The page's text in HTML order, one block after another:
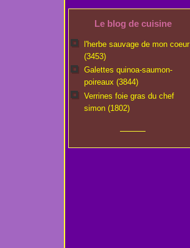
Le blog de cuisine
l'herbe sauvage de mon coeur
(3453)
Galettes quinoa-saumon-
poireaux (3844)
Verrines foie gras du chef
simon (1802)